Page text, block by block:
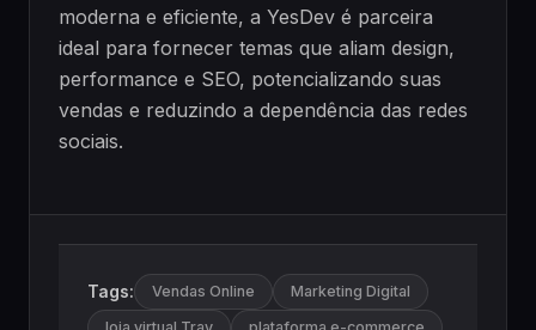
moderna e eficiente, a YesDev é parceira
ideal para fornecer temas que aliam design,
performance e SEO, potencializando suas
vendas e reduzindo a dependência das redes
sociais.
Tags: Vendas Online
Marketing Digital